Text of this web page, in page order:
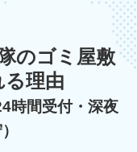
のゴミ屋敷
る理由
時間受付・深夜